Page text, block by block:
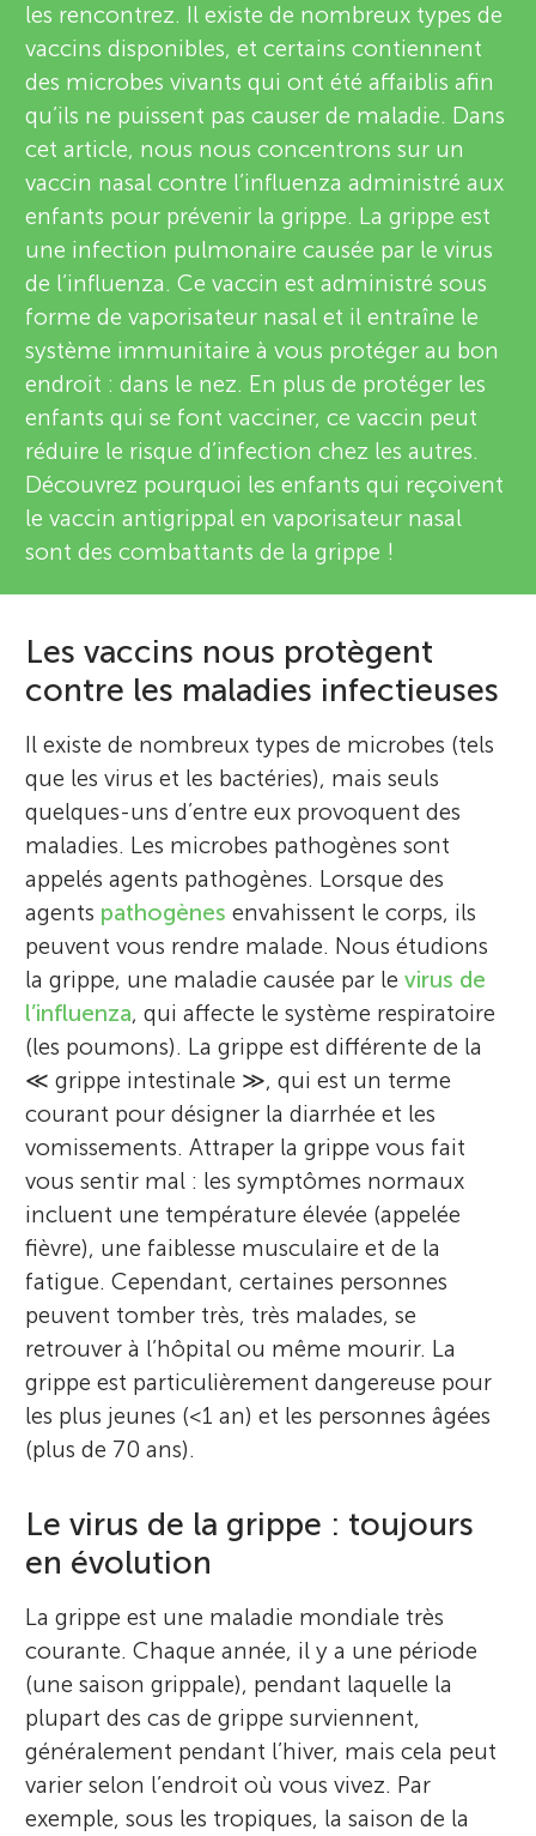
s
les rencontrez. Il existe de nombreux types de
vaccins disponibles, et certains contiennent
des microbes vivants qui ont été affaiblis afin
qu’ils ne puissent pas causer de maladie. Dans
cet article, nous nous concentrons sur un
vaccin nasal contre l’influenza administré aux
enfants pour prévenir la grippe. La grippe est
une infection pulmonaire causée par le virus
de l’influenza. Ce vaccin est administré sous
forme de vaporisateur nasal et il entraîne le
système immunitaire à vous protéger au bon
endroit : dans le nez. En plus de protéger les
enfants qui se font vacciner, ce vaccin peut
réduire le risque d’infection chez les autres.
Découvrez pourquoi les enfants qui reçoivent
le vaccin antigrippal en vaporisateur nasal
sont des combattants de la grippe !
Les vaccins nous protègent
contre les maladies infectieuses
Il existe de nombreux types de microbes (tels
que les virus et les bactéries), mais seuls
quelques-uns d’entre eux provoquent des
maladies. Les microbes pathogènes sont
appelés agents pathogènes. Lorsque des
agents pathogènes envahissent le corps, ils
peuvent vous rendre malade. Nous étudions
la grippe, une maladie causée par levirus de
l’influenza, qui affecte le système respiratoire
(les poumons). La grippe est différente de la
≪ grippe intestinale ≫, qui est un terme
courant pour désigner la diarrhée et les
vomissements. Attraper la grippe vous fait
vous sentir mal : les symptômes normaux
incluent une température élevée (appelée
fièvre), une faiblesse musculaire et de la
fatigue. Cependant, certaines personnes
peuvent tomber très, très malades, se
retrouver à l’hôpital ou même mourir. La
grippe est particulièrement dangereuse pour
les plus jeunes (<1 an) et les personnes âgées
(plus de 70 ans).
Le virus de la grippe : toujours
en évolution
La grippe est une maladie mondiale très
courante. Chaque année, il y a une période
(une saison grippale), pendant laquelle la
plupart des cas de grippe surviennent,
généralement pendant l’hiver, mais cela peut
varier selon l’endroit où vous vivez. Par
exemple, sous les tropiques, la saison de la